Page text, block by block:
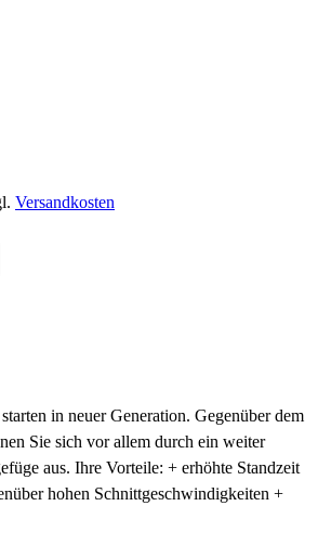
Versandkosten
in neuer Generation. Gegenüber dem
Sie sich vor allem durch ein weiter
aus. Ihre Vorteile: + erhöhte Standzeit
hohen Schnittgeschwindigkeiten +